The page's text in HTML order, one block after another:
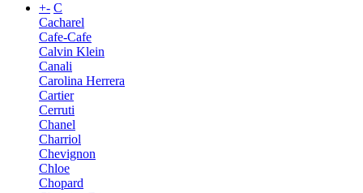
+- C
Cacharel
Cafe-Cafe
Calvin Klein
Canali
Carolina Herrera
Cartier
Cerruti
Chanel
Charriol
Chevignon
Chloe
Chopard